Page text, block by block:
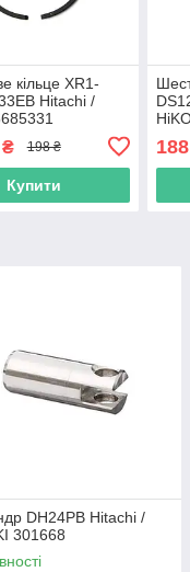
кільце XR1-
Hitachi /
198 ₴
Купити
DH24PB Hitachi /
301668